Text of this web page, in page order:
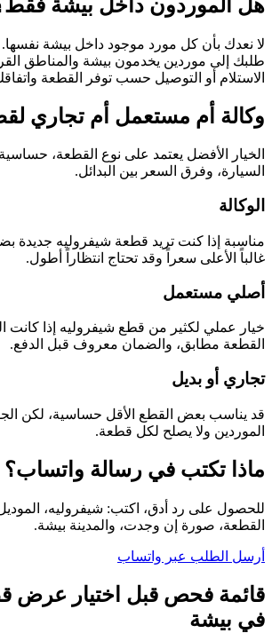
هل الموردون داخل بيشة
لا نعدك بأن كل مورد موجود داخل بيشة
طلبك إلى موردين يخدمون بيشة والمناطق
الاستلام أو التوصيل حسب توفر القطعة
وكالة أم مستعمل أم تجاري
الخيار الأفضل يعتمد على نوع القطعة،
السيارة، وفرق السعر بين البدائل.
الوكالة
مناسبة إذا كنت تريد قطعة شيفروليه جديدة
غالباً الأعلى سعراً وقد تحتاج انتظاراً أطول.
أصلي مستعمل
خيار عملي لكثير من قطع شيفروليه إذا كانت
القطعة مطابق، والضمان معروف قبل الدفع.
تجاري أو بديل
قد يناسب بعض القطع الأقل حساسية، لكن
الموردين ولا يصلح لكل قطعة.
ماذا تكتب في رسالة واتساب؟
للحصول على رد أدق، اكتب: شيفروليه،
القطعة، صورة إن وجدت، والمدينة بيشة.
أرسل الطلب عبر واتساب
قائمة فحص قبل اختيار عرض
في بيشة